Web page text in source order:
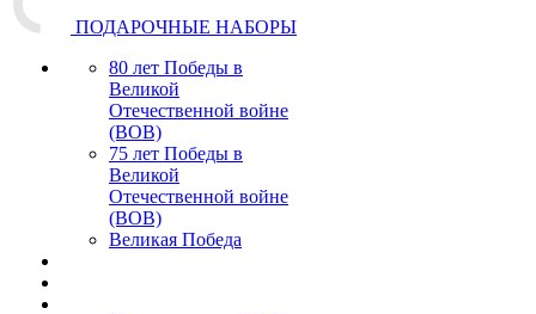
ПОДАРОЧНЫЕ НАБОРЫ
80 лет Победы в
Великой
Отечественной войне
(ВОВ)
75 лет Победы в
Великой
Отечественной войне
(ВОВ)
Великая Победа